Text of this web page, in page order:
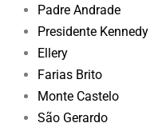
Padre Andrade
Presidente Kennedy
Ellery
Farias Brito
Monte Castelo
São Gerardo